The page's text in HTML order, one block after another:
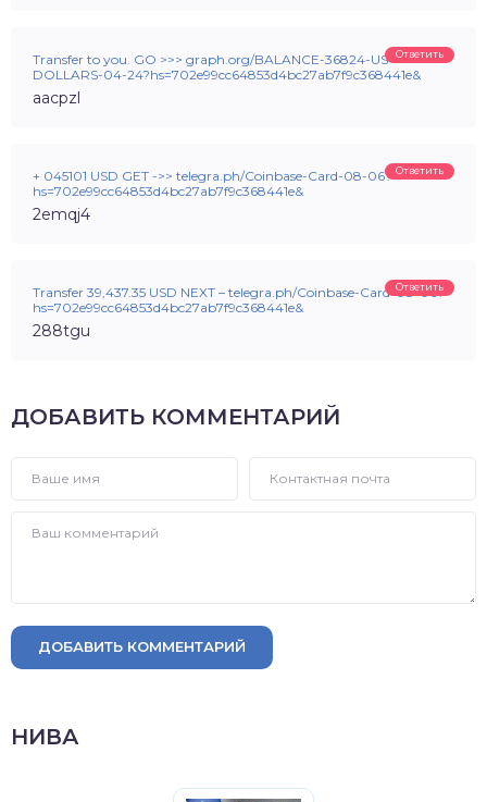
Transfer to you. GO >>> graph.org/BALANCE-36824-US-
DOLLARS-04-24?hs=702e99cc64853d4bc27ab7f9c368441e&
Ответить
aacpzl
+ 045101 USD GET ->> telegra.ph/Coinbase-Card-08-06?
hs=702e99cc64853d4bc27ab7f9c368441e&
Ответить
2emqj4
Transfer 39,437.35 USD NEXT – telegra.ph/Coinbase-Card-08-06?
hs=702e99cc64853d4bc27ab7f9c368441e&
Ответить
288tgu
ДОБАВИТЬ КОММЕНТАРИЙ
ДОБАВИТЬ КОММЕНТАРИЙ
НИВА